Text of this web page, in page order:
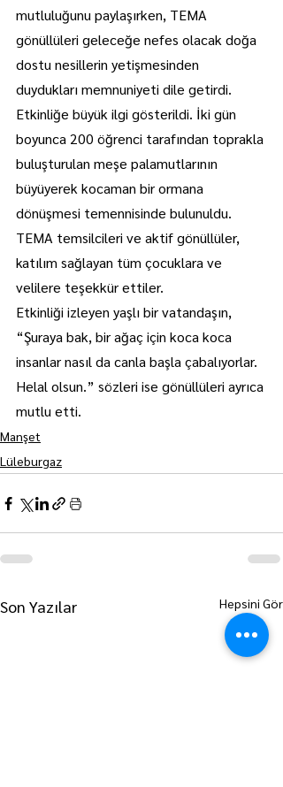
mutluluğunu paylaşırken, TEMA
gönüllüleri geleceğe nefes olacak doğa
dostu nesillerin yetişmesinden
duydukları memnuniyeti dile getirdi.
Etkinliğe büyük ilgi gösterildi. İki gün
boyunca 200 öğrenci tarafından toprakla
buluşturulan meşe palamutlarının
büyüyerek kocaman bir ormana
dönüşmesi temennisinde bulunuldu.
TEMA temsilcileri ve aktif gönüllüler,
katılım sağlayan tüm çocuklara ve
velilere teşekkür ettiler.
Etkinliği izleyen yaşlı bir vatandaşın,
“Şuraya bak, bir ağaç için koca koca
insanlar nasıl da canla başla çabalıyorlar.
Helal olsun.” sözleri ise gönüllüleri ayrıca
mutlu etti.
Manşet
Lüleburgaz
Son Yazılar Hepsini Gör